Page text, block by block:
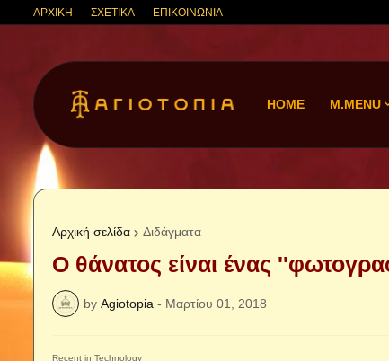
ΑΡΧΙΚΗ ΣΧΕΤΙΚΑ ΕΠΙΚΟΙΝΩΝΙΑ
HOME M.MENU
Αρχική σελίδα Διδάγματα
Ο θάνατος είναι ένας
by Agiotopia - Μαρτίου 01, 2018
Recent in Technology